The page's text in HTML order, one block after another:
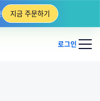
지금 주문하기
로그인